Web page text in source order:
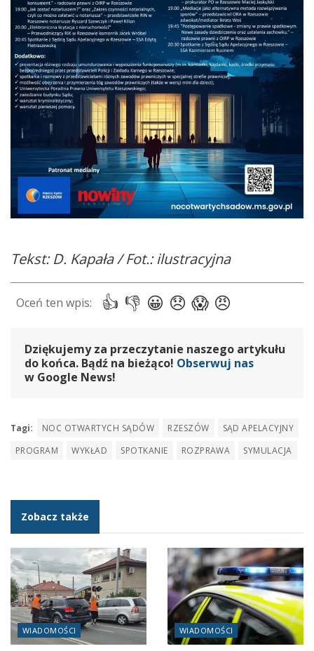
Tekst: D. Kapała / Fot.: ilustracyjna
Dziękujemy za przeczytanie naszego artykułu
do końca. Bądź na bieżąco! Obserwuj nas
w Google News!
Tagi: NOC OTWARTYCH SĄDÓW RZESZÓW
SĄD APELACYJNY
PROGRAM
WYKŁAD SPOTKANIE ROZPRAWA SYMULACJA
Zobacz także
WIADOMOŚCI WIADOMOŚCI